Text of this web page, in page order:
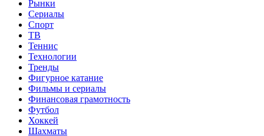
Рынки
Сериалы
Спорт
ТВ
Теннис
Технологии
Тренды
Фигурное катание
Фильмы и сериалы
Финансовая грамотность
Футбол
Хоккей
Шахматы